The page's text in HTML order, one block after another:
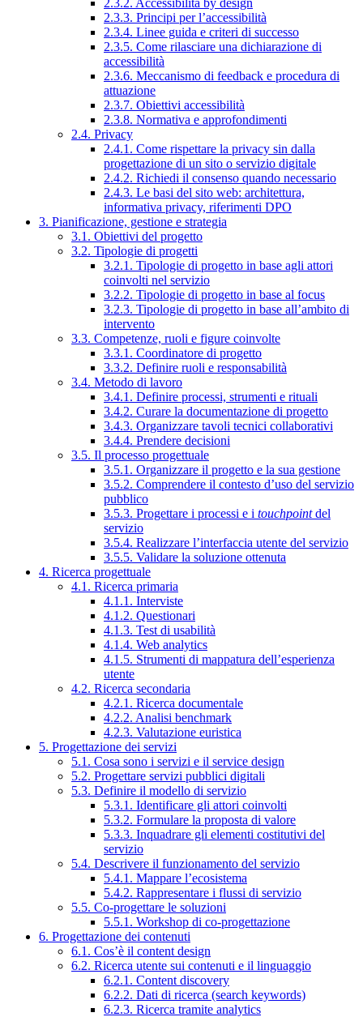
2.3.2. Accessibilità by design
2.3.3. Principi per l’accessibilità
2.3.4. Linee guida e criteri di successo
2.3.5. Come rilasciare una dichiarazione di
accessibilità
2.3.6. Meccanismo di feedback e procedura di
attuazione
2.3.7. Obiettivi accessibilità
2.3.8. Normativa e approfondimenti
2.4. Privacy
2.4.1. Come rispettare la privacy sin dalla
progettazione di un sito o servizio digitale
2.4.2. Richiedi il consenso quando necessario
2.4.3. Le basi del sito web: architettura,
informativa privacy, riferimenti DPO
3. Pianificazione, gestione e strategia
3.1. Obiettivi del progetto
3.2. Tipologie di progetti
3.2.1. Tipologie di progetto in base agli attori
coinvolti nel servizio
3.2.2. Tipologie di progetto in base al focus
3.2.3. Tipologie di progetto in base all’ambito di
intervento
3.3. Competenze, ruoli e figure coinvolte
3.3.1. Coordinatore di progetto
3.3.2. Definire ruoli e responsabilità
3.4. Metodo di lavoro
3.4.1. Definire processi, strumenti e rituali
3.4.2. Curare la documentazione di progetto
3.4.3. Organizzare tavoli tecnici collaborativi
3.4.4. Prendere decisioni
3.5. Il processo progettuale
3.5.1. Organizzare il progetto e la sua gestione
3.5.2. Comprendere il contesto d’uso del servizio
pubblico
3.5.3. Progettare i processi e i touchpointdel
servizio
3.5.4. Realizzare l’interfaccia utente del servizio
3.5.5. Validare la soluzione ottenuta
4. Ricerca progettuale
4.1. Ricerca primaria
4.1.1. Interviste
4.1.2. Questionari
4.1.3. Test di usabilità
4.1.4. Web analytics
4.1.5. Strumenti di mappatura dell’esperienza
utente
4.2. Ricerca secondaria
4.2.1. Ricerca documentale
4.2.2. Analisi benchmark
4.2.3. Valutazione euristica
5. Progettazione dei servizi
5.1. Cosa sono i servizi e il service design
5.2. Progettare servizi pubblici digitali
5.3. Definire il modello di servizio
5.3.1. Identificare gli attori coinvolti
5.3.2. Formulare la proposta di valore
5.3.3. Inquadrare gli elementi costitutivi del
servizio
5.4. Descrivere il funzionamento del servizio
5.4.1. Mappare l’ecosistema
5.4.2. Rappresentare i flussi di servizio
5.5. Co-progettare le soluzioni
5.5.1. Workshop di co-progettazione
6. Progettazione dei contenuti
6.1. Cos’è il content design
6.2. Ricerca utente sui contenuti e il linguaggio
6.2.1. Content discovery
6.2.2. Dati di ricerca (search keywords)
6.2.3. Ricerca tramite analytics